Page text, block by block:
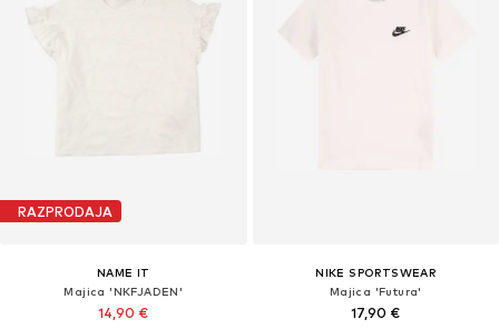
RAZPRODAJA
NAME IT
Majica 'NKFJADEN'
14,90 €
NIKE SPORTSWEAR
Majica 'Futura'
17,90 €